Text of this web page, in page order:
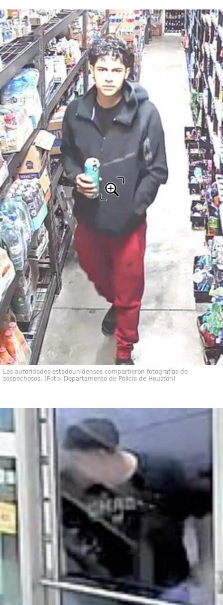
Las autoridades estadounidenses compartieron fotografías de
sospechosos. (Foto: Departamento de Policía de Houston)